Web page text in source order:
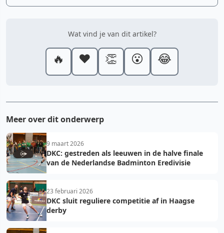
Wat vind je van dit artikel?
🔥 ❤️ 👏 😮 😂
Meer over dit onderwerp
9 maart 2026
DKC: gestreden als leeuwen in de halve finale
van de Nederlandse Badminton Eredivisie
23 februari 2026
DKC sluit reguliere competitie af in Haagse
derby